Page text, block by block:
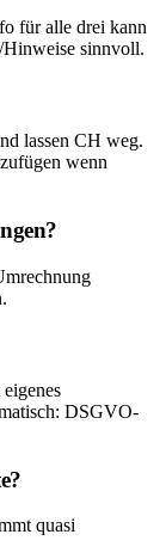
für alle drei kann
Hinweise sinnvoll.
lassen CH weg.
wenn
DSGVO-
quasi